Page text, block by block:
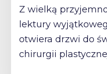
Z wielką
lektury
otwiera drzwi do
chirurgii